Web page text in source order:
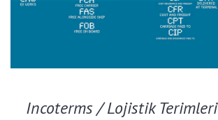
Incoterms / Lojistik Terimleri